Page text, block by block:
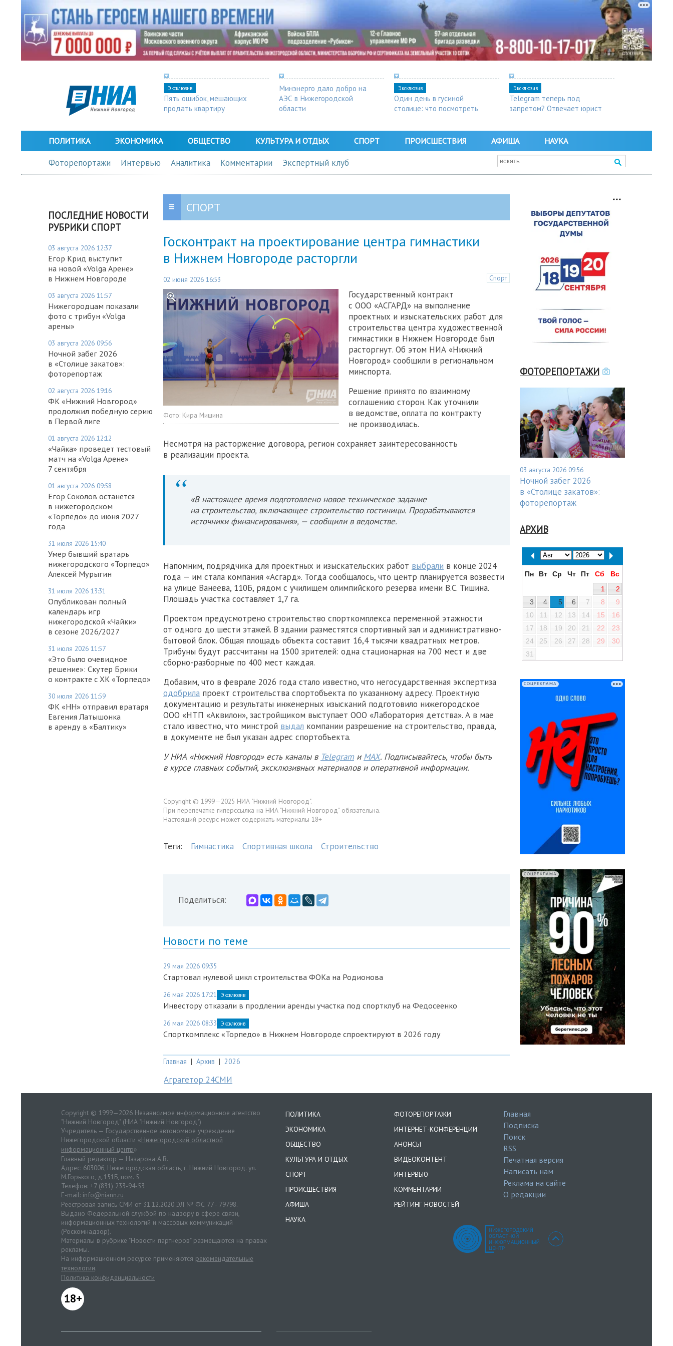
Эксклюзив
Пять ошибок, мешающих
продать квартиру
Минэнерго дало добро на
АЭС в Нижегородской
области
Эксклюзив
Один день в гусиной
столице: что посмотреть
Эксклюзив
Telegram теперь под
запретом? Отвечает юрист
ПОЛИТИКА ЭКОНОМИКА ОБЩЕСТВО КУЛЬТУРА И ОТДЫХ СПОРТ ПРОИСШЕСТВИЯ АФИША НАУКА
Фоторепортажи Интервью Аналитика Комментарии Экспертный клуб
ПОСЛЕДНИЕ НОВОСТИ
РУБРИКИ СПОРТ
03 августа 2026 12:37
Егор Крид выступит
на новой «Volga Арене»
в Нижнем Новгороде
03 августа 2026 11:57
Нижегородцам показали
фото с трибун «Volga
арены»
03 августа 2026 09:56
Ночной забег 2026
в «Столице закатов»:
фоторепортаж
02 августа 2026 19:16
ФК «Нижний Новгород»
продолжил победную серию
в Первой лиге
01 августа 2026 12:12
«Чайка» проведет тестовый
матч на «Volga Арене»
7 сентября
01 августа 2026 09:58
Егор Соколов останется
в нижегородском
«Торпедо» до июня 2027
года
31 июля 2026 15:40
Умер бывший вратарь
нижегородского «Торпедо»
Алексей Мурыгин
31 июля 2026 13:31
Опубликован полный
календарь игр
нижегородской «Чайки»
в сезоне 2026/2027
31 июля 2026 11:57
«Это было очевидное
решение»: Скутер Брики
о контракте с ХК «Торпедо»
30 июля 2026 11:59
ФК «НН» отправил вратаря
Евгения Латышонка
в аренду в «Балтику»
СПОРТ
Госконтракт на проектирование центра гимнастики
в Нижнем Новгороде расторгли
02 июня 2026 16:53 Спорт
Фото: Кира Мишина
Государственный контракт
с ООО «АСГАРД» на выполнение
проектных и изыскательских работ для
строительства центра художественной
гимнастики в Нижнем Новгороде был
расторгнут. Об этом НИА «Нижний
Новгород» сообщили в региональном
минспорта.
Решение принято по взаимному
соглашению сторон. Как уточнили
в ведомстве, оплата по контракту
не производилась.
Несмотря на расторжение договора, регион сохраняет заинтересованность
в реализации проекта.
«В настоящее время подготовлено новое техническое задание
на строительство, включающее строительство гостиницы. Прорабатываются
источники финансирования», — сообщили в ведомстве.
Напомним, подрядчика для проектных и изыскательских работ выбрали в конце 2024
года — им стала компания «Асгард». Тогда сообщалось, что центр планируется возвести
на улице Ванеева, 110Б, рядом с училищем олимпийского резерва имени В.С. Тишина.
Площадь участка составляет 1,7 га.
Проектом предусмотрено строительство спорткомплекса переменной этажности
от одного до шести этажей. В здании разместятся спортивный зал и административно-
бытовой блок. Общая площадь объекта составит 16,4 тысячи квадратных метров.
Трибуны будут рассчитаны на 1500 зрителей: одна стационарная на 700 мест и две
сборно-разборные по 400 мест каждая.
Добавим, что в феврале 2026 года стало известно, что негосударственная экспертиза
одобрила проект строительства спортобъекта по указанному адресу. Проектную
документацию и результаты инженерных изысканий подготовило нижегородское
ООО «НТП «Аквилон», застройщиком выступает ООО «Лаборатория детства». А в мае
стало известно, что минстрой выдал компании разрешение на строительство, правда,
в документе не был указан адрес спортобъекта.
У НИА «Нижний Новгород» есть каналы в Telegram и MAX. Подписывайтесь, чтобы быть
в курсе главных событий, эксклюзивных материалов и оперативной информации.
Copyright © 1999—2025 НИА "Нижний Новгород".
При перепечатке гиперссылка на НИА "Нижний Новгород" обязательна.
Настоящий ресурс может содержать материалы 18+
Теги: Гимнастика Спортивная школа Строительство
Поделиться:
Новости по теме
29 мая 2026 09:35
Стартовал нулевой цикл строительства ФОКа на Родионова
26 мая 2026 17:21 Эксклюзив
Инвестору отказали в продлении аренды участка под спортклуб на Федосеенко
26 мая 2026 08:33 Эксклюзив
Спорткомплекс «Торпедо» в Нижнем Новгороде спроектируют в 2026 году
Главная | Архив | 2026
Аграгетор 24СМИ
ФОТОРЕПОРТАЖИ
03 августа 2026 09:56
Ночной забег 2026
в «Столице закатов»:
фоторепортаж
АРХИВ
Пн Вт Ср Чт Пт Сб
Вс
1
2
3
4 5 6 7 8
9
10
11 12 13 14 15
16
17
18 19 20 21 22
23
24
25 26 27 28 29
30
31
СОЦРЕКЛАМА
СОЦРЕКЛАМА
Copyright © 1999—2026 Независимое информационное агентство
"Нижний Новгород" (НИА "Нижний Новгород")
Учредитель — Государственное автономное учреждение
Нижегородской области «Нижегородский областной
информационный центр»
Главный редактор — Назарова А.В.
Адрес: 603006, Нижегородская область, г. Нижний Новгород. ул.
М.Горького, д.151Б, пом. 5
Телефон: +7 (831) 233-94-53
E-mail: info@niann.ru
Реестровая запись СМИ от 31.12.2020 ЭЛ № ФС 77 - 79798.
Выдано Федеральной службой по надзору в сфере связи,
информационных технологий и массовых коммуникаций
(Роскомнадзор).
Материалы в рубрике "Новости партнеров" размещаются на правах
рекламы.
На информационном ресурсе применяются рекомендательные
технологии.
Политика конфиденциальности
18+
ПОЛИТИКА
ЭКОНОМИКА
ОБЩЕСТВО
КУЛЬТУРА И ОТДЫХ
СПОРТ
ПРОИСШЕСТВИЯ
АФИША
НАУКА
ФОТОРЕПОРТАЖИ
ИНТЕРНЕТ-КОНФЕРЕНЦИИ
АНОНСЫ
ВИДЕОКОНТЕНТ
ИНТЕРВЬЮ
КОММЕНТАРИИ
РЕЙТИНГ НОВОСТЕЙ
Главная
Подписка
Поиск
RSS
Печатная версия
Написать нам
Реклама на сайте
О редакции